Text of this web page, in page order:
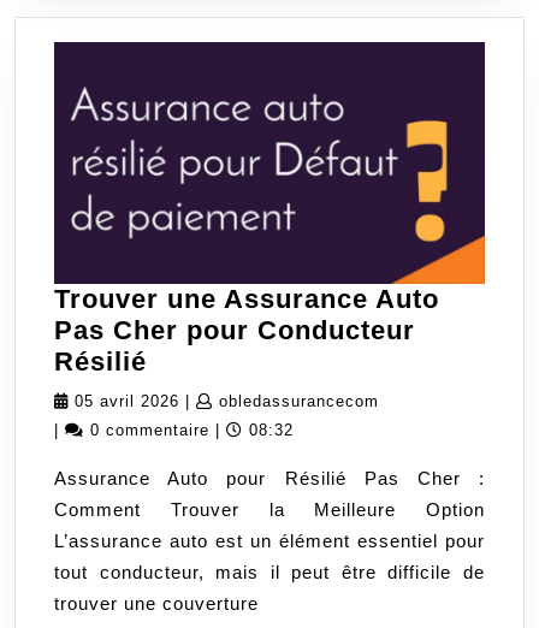
Trouver une Assurance Auto
Pas Cher pour Conducteur
Résilié
une
Assurance
Pas
Cher
pour
Conducteur
Résilié
05 avril 2026 05
avril
obledassurancecom
0 commentaire 08:32
Assurance Auto pour Résilié Pas Cher :
Comment Trouver la Meilleure Option
L’assurance auto est un élément essentiel pour
tout conducteur, mais il peut être difficile de
trouver une couverture